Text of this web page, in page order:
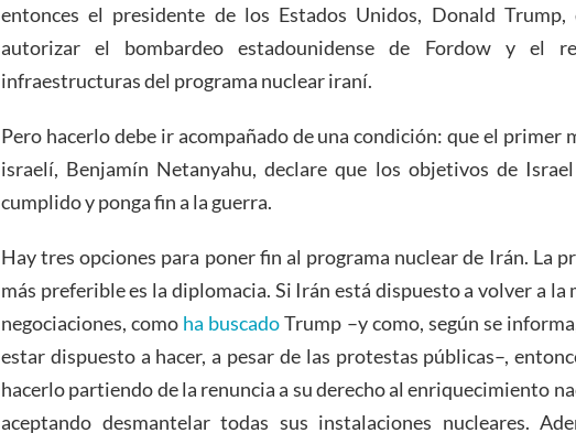
entonces el presidente de los Estados Unidos, Donald Trump,
autorizar el bombardeo estadounidense de Fordow y el
infraestructuras del programa nuclear iraní.
Pero hacerlo debe ir acompañado de una condición: que el primer
israelí, Benjamín Netanyahu, declare que los objetivos de
cumplido y ponga fin a la guerra.
Hay tres opciones para poner fin al programa nuclear de Irán. La
más preferible es la diplomacia. Si Irán está dispuesto a volver a la
negociaciones, como ha buscadoTrump –y como, según se
estar dispuesto a hacer, a pesar de las protestas públicas–,
hacerlo partiendo de la renuncia a su derecho al enriquecimiento
aceptando desmantelar todas sus instalaciones nucleares.